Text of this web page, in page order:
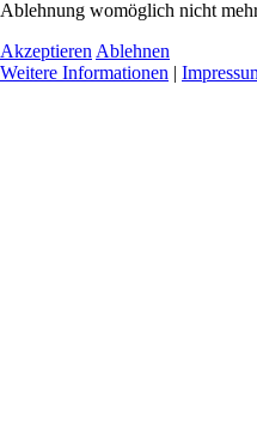
Ablehnung womöglich nicht
Akzeptieren Ablehnen
Weitere Informationen |